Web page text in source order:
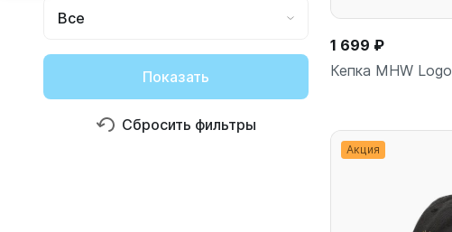
Все
Показать
Сбросить фильтры
1 699 ₽
Кепка MHW Logo
Акция